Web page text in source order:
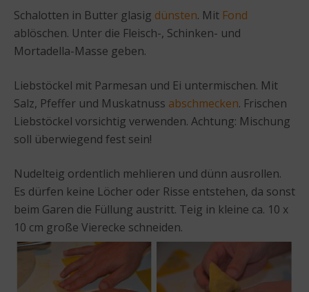
Schalotten in Butter glasig dünsten. Mit Fond
ablöschen. Unter die Fleisch-, Schinken- und
Mortadella-Masse geben.
Liebstöckel mit Parmesan und Ei untermischen. Mit
Salz, Pfeffer und Muskatnuss abschmecken. Frischen
Liebstöckel vorsichtig verwenden. Achtung: Mischung
soll überwiegend fest sein!
Nudelteig ordentlich mehlieren und dünn ausrollen.
Es dürfen keine Löcher oder Risse entstehen, da sonst
beim Garen die Füllung austritt. Teig in kleine ca. 10 x
10 cm große Vierecke schneiden.